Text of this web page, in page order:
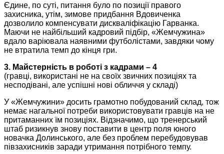
Єдине, по суті, питання було по позиції правого
захисника, утім, зимове придбання Вдовиченка
дозволило компенсувати дискваліфікацію Гарванка.
Маючи не найбільший кадровий підбір, «Жемчужина»
вдало варіювала наявними футболістами, завдяки чому
не втратила темп до кінця гри.
3. Майстерність в роботі з кадрами – 4
(гравці, використані не на своїх звичних позиціях та
несподівані, але успішні нові обличчя у складі)
У «Жемчужини» досить грамотно побудований склад, тож
немає нагальної потреби використовувати гравців на не
притаманних їм позиціях. Відзначимо, що тренерський
штаб ризикнув знову поставити в центр поля юного
новачка Долинського, але без проблем перебудовував
півзахисників заради утримання потрібного темпу.